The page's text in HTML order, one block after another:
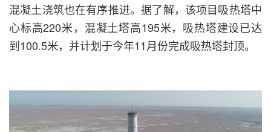
混凝土浇筑也在有序推进。据了解，该项目吸热塔中
心标高220米，混凝土塔高195米，吸热塔建设已达
到100.5米，并计划于今年11月份完成吸热塔封顶。